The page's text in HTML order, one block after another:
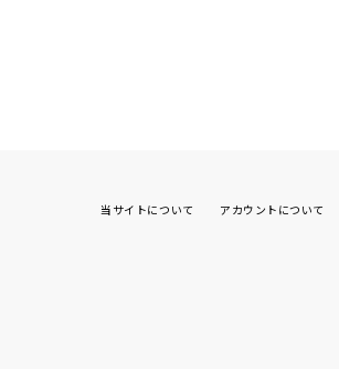
当サイトについて アカウントについて